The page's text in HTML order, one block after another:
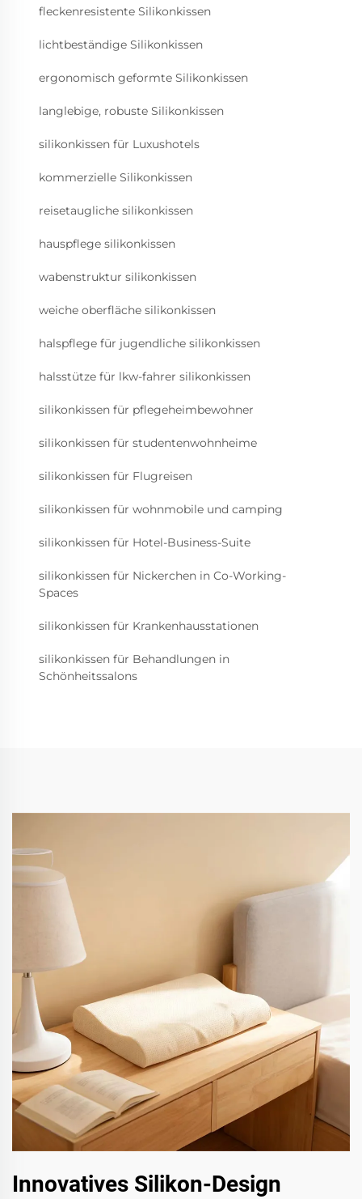
fleckenresistente Silikonkissen
lichtbeständige Silikonkissen
ergonomisch geformte Silikonkissen
langlebige, robuste Silikonkissen
silikonkissen für Luxushotels
kommerzielle Silikonkissen
reisetaugliche silikonkissen
hauspflege silikonkissen
wabenstruktur silikonkissen
weiche oberfläche silikonkissen
halspflege für jugendliche silikonkissen
halsstütze für lkw-fahrer silikonkissen
silikonkissen für pflegeheimbewohner
silikonkissen für studentenwohnheime
silikonkissen für Flugreisen
silikonkissen für wohnmobile und camping
silikonkissen für Hotel-Business-Suite
silikonkissen für Nickerchen in Co-Working-
Spaces
silikonkissen für Krankenhausstationen
silikonkissen für Behandlungen in
Schönheitssalons
Innovatives Silikon-Design